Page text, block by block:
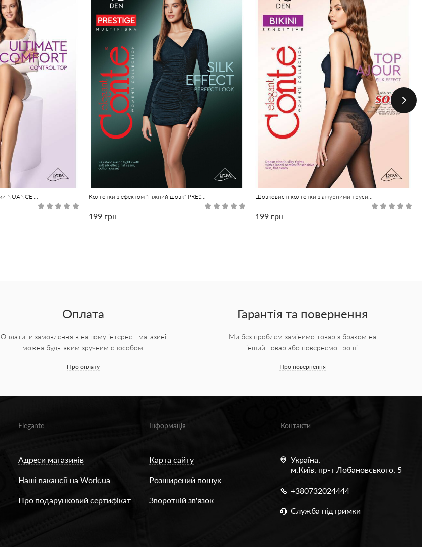
Колготки жіночі з шортиками NUANCE 20 Lycra® Колготки з ефектом "ніжний шовк" PRESTIGE 40 Lycra®
199 грн
Шовковисті колготки з ажурними трусиками BIKINI 40 Lycra®
199 грн
Оплата
Оплатити замовлення в нашому інтернет-магазині
можна будь-яким зручним способом.
Про оплату
Гарантія та повернення
Ми без проблем замінимо товар з браком на
інший товар або повернемо гроші.
Про повернення
Elegante
Адреси магазинів
Наші вакансіїна Work.ua
Про подарунковий сертифікат
Інформація
Карта сайту
Розширений пошук
Зворотній зв'язок
Контакти
Україна,
м.Київ, пр-т Лобановського, 5
+380732024444
Служба підтримки